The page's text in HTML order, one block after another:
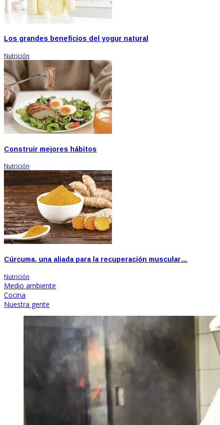
Los grandes beneficios del yogur natural
Nutrición
Construir mejores hábitos
Nutrición
Cúrcuma, una aliada para la recuperación muscular…
Nutrición
Medio ambiente
Cocina
Nuestra gente